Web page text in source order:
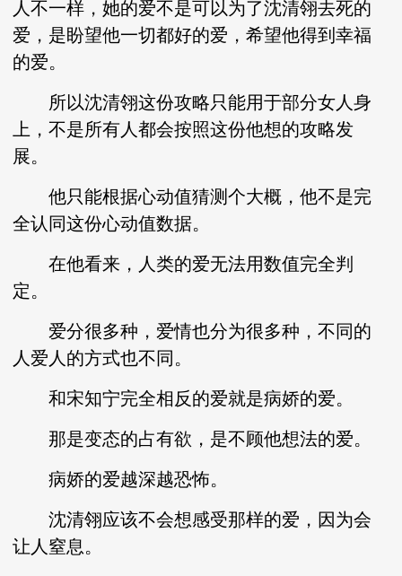
人不一样，她的爱不是可以为了沈清翎去死的
爱，是盼望他一切都好的爱，希望他得到幸福
的爱。
所以沈清翎这份攻略只能用于部分女人身
上，不是所有人都会按照这份他想的攻略发
展。
他只能根据心动值猜测个大概，他不是完
全认同这份心动值数据。
在他看来，人类的爱无法用数值完全判
定。
爱分很多种，爱情也分为很多种，不同的
人爱人的方式也不同。
和宋知宁完全相反的爱就是病娇的爱。
那是变态的占有欲，是不顾他想法的爱。
病娇的爱越深越恐怖。
沈清翎应该不会想感受那样的爱，因为会
让人窒息。